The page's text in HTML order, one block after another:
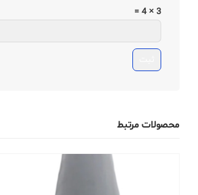
3 × 4 =
محصولات مرتبط